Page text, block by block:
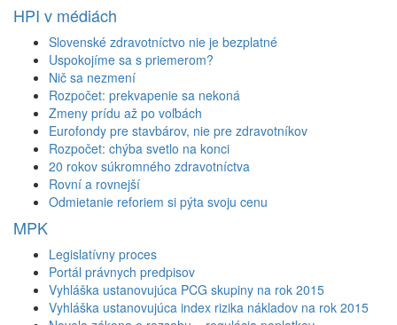
HPI v médiách
Slovenské zdravotníctvo nie je bezplatné
Uspokojíme sa s priemerom?
Nič sa nezmení
Rozpočet: prekvapenie sa nekoná
Zmeny prídu až po voľbách
Eurofondy pre stavbárov, nie pre zdravotníkov
Rozpočet: chýba svetlo na konci
20 rokov súkromného zdravotníctva
Rovní a rovnejší
Odmietanie reforiem si pýta svoju cenu
MPK
Legislatívny proces
Portál právnych predpisov
Vyhláška ustanovujúca PCG skupiny na rok 2015
Vyhláška ustanovujúca index rizika nákladov na rok 2015